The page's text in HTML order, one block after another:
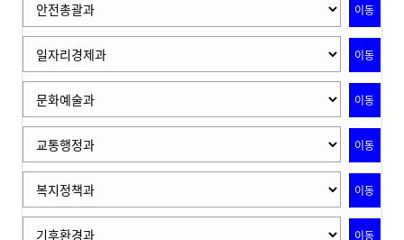
이동
이동
이동
이동
이동
이동